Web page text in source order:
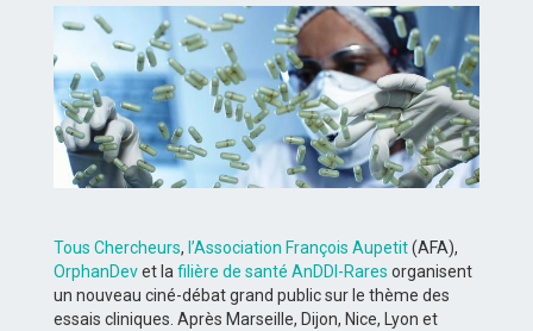
Tous Chercheurs, l’Association François Aupetit(AFA),
OrphanDevet lafilière de santé AnDDI-Rares organisent
un nouveau ciné-débat grand public sur le thème des
essais cliniques. Après Marseille, Dijon, Nice, Lyon et